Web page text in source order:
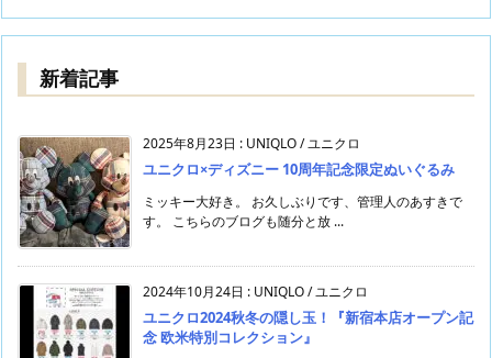
新着記事
2025年8月23日 : UNIQLO / ユニクロ
ユニクロ×ディズニー 10周年記念限定ぬいぐるみ
ミッキー大好き。 お久しぶりです、管理人のあすきで
す。 こちらのブログも随分と放 ...
2024年10月24日 : UNIQLO / ユニクロ
ユニクロ2024秋冬の隠し玉！『新宿本店オープン記
念 欧米特別コレクション』